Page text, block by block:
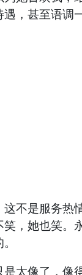
，甚至语调
这不是服务热
，她也笑。
太像了，像